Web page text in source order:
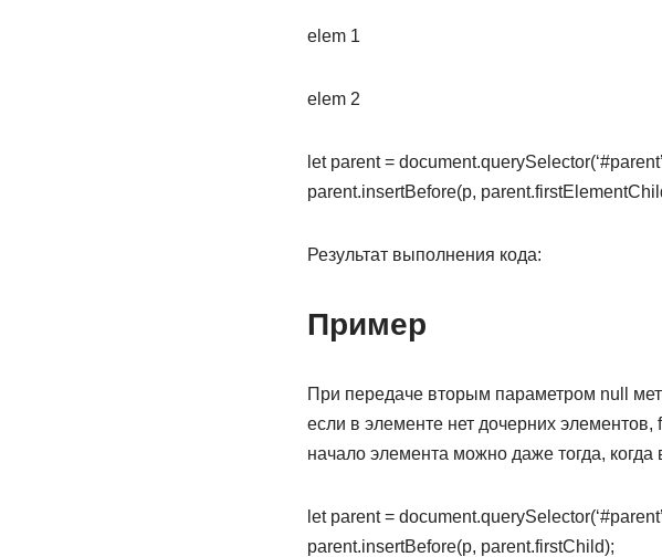
elem 1
elem 2
let parent =
parent.insertBefore(p,
Результат выполнения кода:
Пример
При передаче вторым параметром null
если в элементе нет дочерних
начало элемента можно даже тогда,
let parent =
parent.insertBefore(p, parent.firstChild);